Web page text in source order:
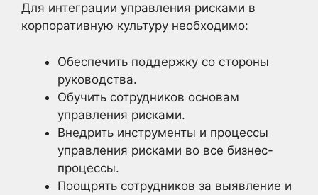
Для интеграции управления рисками в
корпоративную культуру необходимо:
Обеспечить поддержку со стороны
руководства.
Обучить сотрудников основам
управления рисками.
Внедрить инструменты и процессы
управления рисками во все бизнес-
процессы.
Поощрять сотрудников за выявление и